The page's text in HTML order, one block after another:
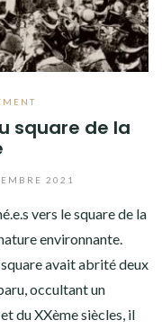
square de la
2021
vers le square de la
environnante.
avait abrité deux
occultant un
du XXème siècles, il